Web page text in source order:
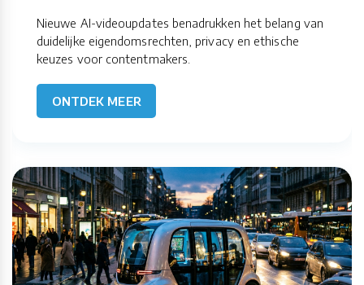
Nieuwe AI-videoupdates benadrukken het belang van
duidelijke eigendomsrechten, privacy en ethische
keuzes voor contentmakers.
ONTDEK MEER